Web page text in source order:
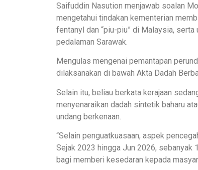
Saifuddin Nasution menjawab soalan
mengetahui tindakan kementerian
fentanyl dan “piu-piu” di Malaysia,
pedalaman Sarawak.
Mengulas mengenai pemantapan
dilaksanakan di bawah Akta Dadah
Selain itu, beliau berkata kerajaan
menyenaraikan dadah sintetik baharu
undang berkenaan.
“Selain penguatkuasaan, aspek
Sejak 2023 hingga Jun 2026, sebanyak
bagi memberi kesedaran kepada